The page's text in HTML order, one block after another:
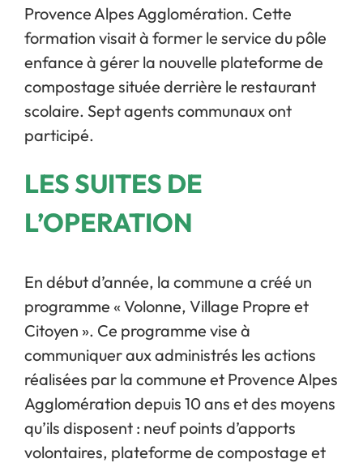
Provence Alpes Agglomération. Cette
formation visait à former le service du pôle
enfance à gérer la nouvelle plateforme de
compostage située derrière le restaurant
scolaire. Sept agents communaux ont
participé.
LES SUITES DE
L’OPERATION
En début d’année, la commune a créé un
programme « Volonne, Village Propre et
Citoyen ». Ce programme vise à
communiquer aux administrés les actions
réalisées par la commune et Provence Alpes
Agglomération depuis 10 ans et des moyens
qu’ils disposent : neuf points d’apports
volontaires, plateforme de compostage et